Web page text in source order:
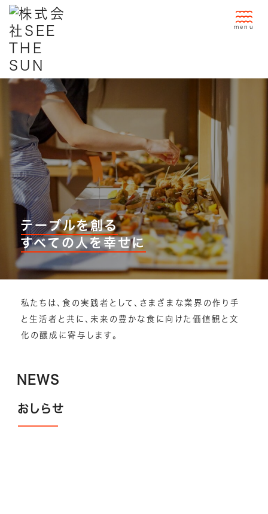
へ
動
テーブルを創る
すべての人を幸せに
私たちは、食の実践者として、さまざまな業界の作り手
と生活者と共に、未来の豊かな食に向けた価値観と文
化の醸成に寄与します。
NEWS
おしらせ